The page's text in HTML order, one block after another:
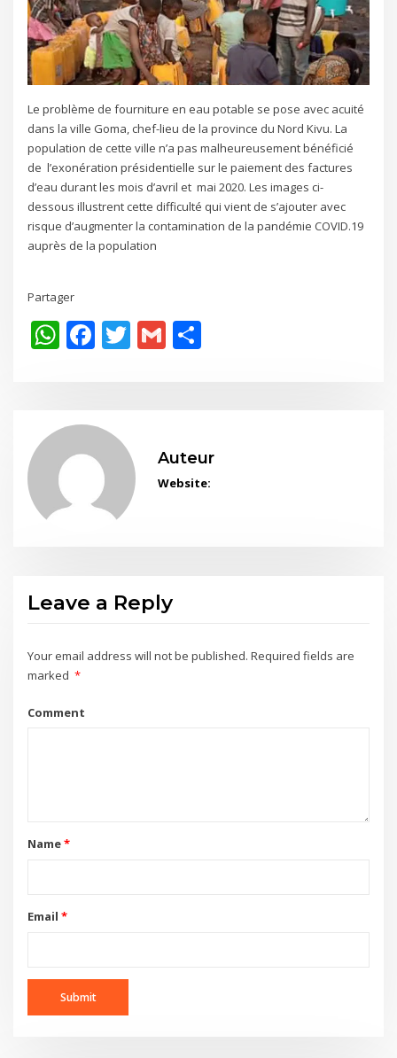
Le problème de fourniture en eau potable se pose avec acuité
dans la ville Goma, chef-lieu de la province du Nord Kivu. La
population de cette ville n’a pas malheureusement bénéficié
de l’exonération présidentielle sur le paiement des factures
d’eau durant les mois d’avril et mai 2020. Les images ci-
dessous illustrent cette difficulté qui vient de s’ajouter avec
risque d’augmenter la contamination de la pandémie COVID.19
auprès de la population
Partager
WhatsApp
Facebook
Twitter
Gmail
Auteur
Website:
Leave a Reply
Your email address will not be published. Required fields are
marked *
Comment
Name*
Email *